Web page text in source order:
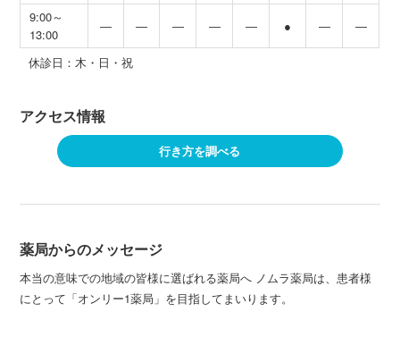
9:00～
13:00
― ― ― ― ― ● ― ―
休診日：木・日・祝
アクセス情報
行き方を調べる
薬局からのメッセージ
本当の意味での地域の皆様に選ばれる薬局へ ノムラ薬局は、患者様
にとって「オンリー1薬局」を目指してまいります。